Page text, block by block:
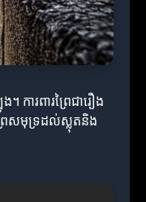
ការពារព្រៃជារឿង
ៃសមុទ្រដល់ស្លុតនិង